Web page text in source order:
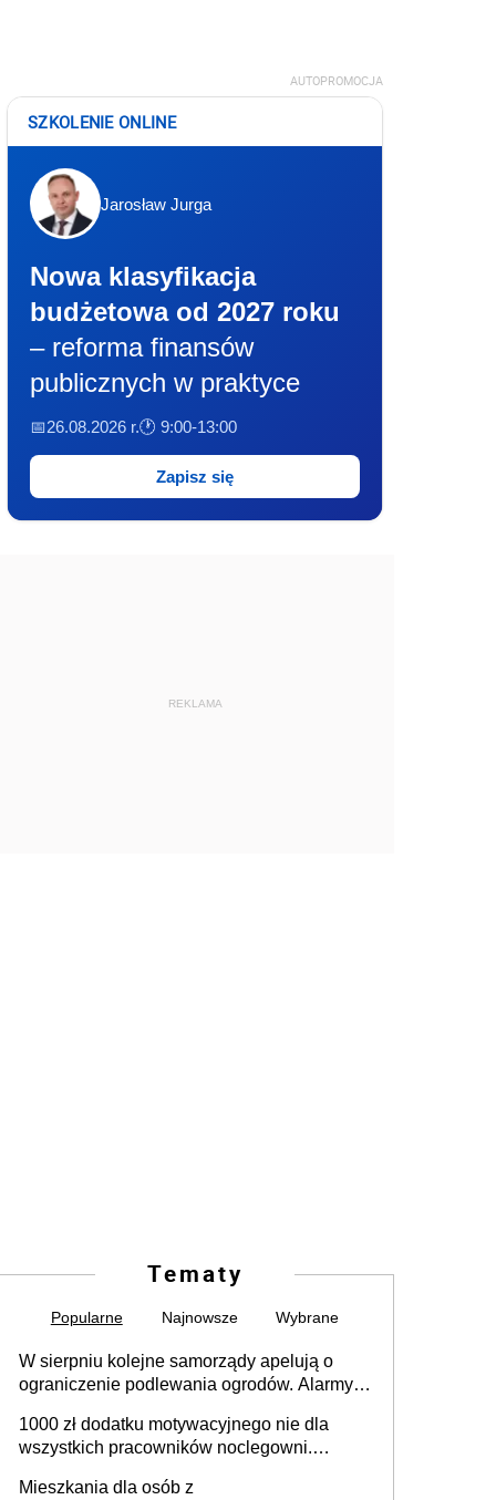
AUTOPROMOCJA
SZKOLENIE ONLINE
Jarosław Jurga
Nowa klasyfikacja
budżetowa od 2027 roku
– reforma finansów
publicznych w praktyce
📅26.08.2026 r.🕐 9:00-13:00
Zapisz się
REKLAMA
Tematy
Popularne Najnowsze Wybrane
W sierpniu kolejne samorządy apelują o
ograniczenie podlewania ogrodów. Alarmy w
może objąć cały kraj
1000 zł dodatku motywacyjnego nie dla
wszystkich pracowników noclegowni.
Mieszkania dla osób z